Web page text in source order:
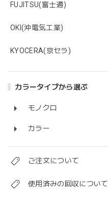
FUJITSU(富士通)
OKI(沖電気工業)
KYOCERA(京セラ)
カラータイプから選ぶ
モノクロ
カラー
ご注文について
使用済みの回収について